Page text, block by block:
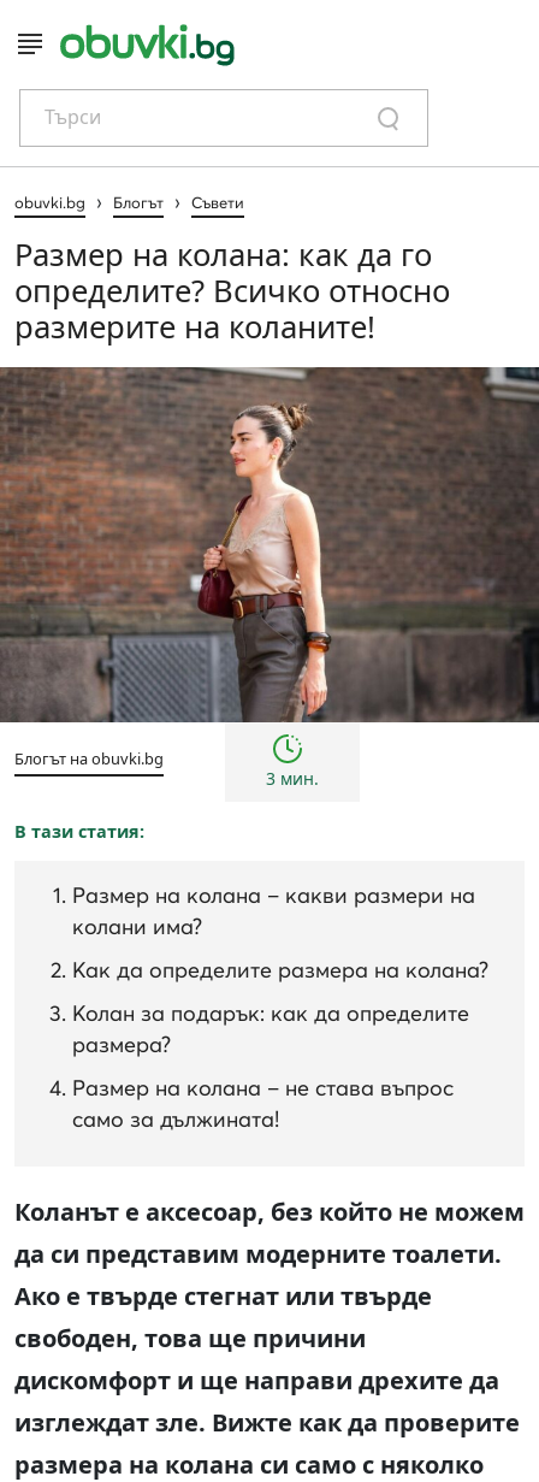
Търси
obuvki.bg › Блогът › Съвети
Размер на колана: как да го
определите? Всичко относно
размерите на коланите!
Блогът на obuvki.bg
3 мин.
В тази статия:
Размер на колана – какви размери на
колани има?
Как да определите размера на колана?
Колан за подарък: как да определите
размера?
Размер на колана – не става въпрос
само за дължината!
Коланът е аксесоар, без който не можем
да си представим модерните тоалети.
Ако е твърде стегнат или твърде
свободен, това ще причини
дискомфорт и ще направи дрехите да
изглеждат зле. Вижте как да проверите
размера на колана си само с няколко